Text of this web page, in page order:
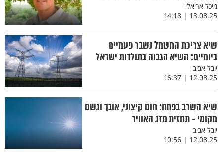
מיכל אריאלי
13.08.25 | 14:18
שיא צריכת החשמל נשבר פעמיים
ביומיים: השיא הגבוה בתולדות ישראל
יובל אביב
12.08.25 | 16:37
שיא השרב בפתח: חום קיצוני, אובך וגשם
מקומי - תחזית מזג האוויר
יובל אביב
12.08.25 | 10:56